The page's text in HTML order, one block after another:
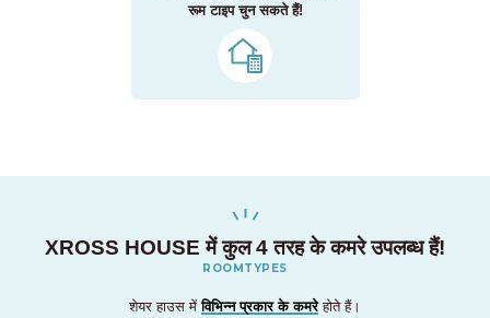
रूम टाइप चुन सकते हैं!
XROSS HOUSE में कुल 4 तरह के कमरे उपलब्ध हैं!
ROOMTYPES
शेयर हाउस मेंविभिन्न प्रकार के कमरेहोते हैं।